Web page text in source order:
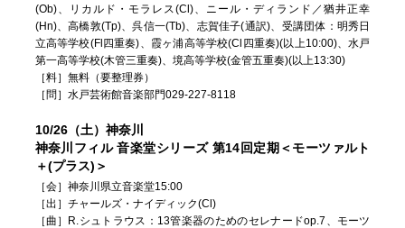
(Ob)、リカルド・モラレス(Cl)、ニール・ディランド／猶井正幸
(Hn)、高橋敦(Tp)、呉信一(Tb)、志賀佳子(通訳)、受講団体：明秀日
立高等学校(Fl四重奏)、霞ヶ浦高等学校(Cl四重奏)(以上10:00)、水戸
第一高等学校(木管三重奏)、境高等学校(金管五重奏)(以上13:30)
［料］無料（要整理券）
［問］水戸芸術館音楽部門029-227-8118
10/26（土）神奈川
神奈川フィル 音楽堂シリーズ 第14回定期＜モーツァルト
＋(プラス)＞
［会］神奈川県立音楽堂15:00
［出］チャールズ・ナイディック(Cl)
［曲］R.シュトラウス：13管楽器のためのセレナードop.7、モーツ